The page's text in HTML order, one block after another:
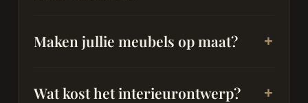
Maken jullie meubels op maat?
Wat kost het interieurontwerp?